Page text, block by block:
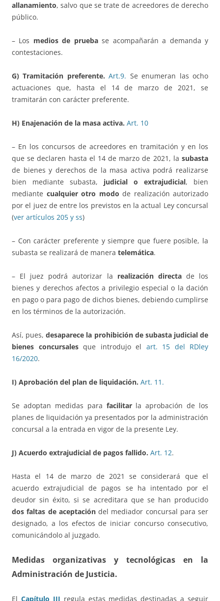
allanamiento, salvo que se trate de acreedores de derecho
público.
– Los medios de pruebase acompañarán a demanda y
contestaciones.
G) Tramitación preferente.Art.9. Se enumeran las ocho
actuaciones que, hasta el 14 de marzo de 2021, se
tramitarán con carácter preferente.
H) Enajenación de la masa activa. Art. 10
– En los concursos de acreedores en tramitación y en los
que se declaren hasta el 14 de marzo de 2021, la subasta
de bienes y derechos de la masa activa podrá realizarse
bien mediante subasta, judicial o extrajudicial, bien
mediante cualquier otro modo de realización autorizado
por el juez de entre los previstos en la actual Ley concursal
(ver artículos 205 y ss)
– Con carácter preferente y siempre que fuere posible, la
subasta se realizará de manera telemática.
– El juez podrá autorizar la realización directade los
bienes y derechos afectos a privilegio especial o la dación
en pago o para pago de dichos bienes, debiendo cumplirse
en los términos de la autorización.
Así, pues,desaparece la prohibición de subasta judicial de
bienes concursalesque introdujo el art. 15 del RDley
16/2020.
I) Aprobación del plan de liquidación. Art. 11.
Se adoptan medidas para facilitarla aprobación de los
planes de liquidación ya presentados por la administración
concursal a la entrada en vigor de la presente Ley.
J) Acuerdo extrajudicial de pagos fallido. Art. 12.
Hasta el 14 de marzo de 2021 se considerará que el
acuerdo extrajudicial de pagos se ha intentado por el
deudor sin éxito, si se acreditara que se han producido
dos faltas de aceptacióndel mediador concursal para ser
designado, a los efectos de iniciar concurso consecutivo,
comunicándolo al juzgado.
Medidas organizativas y tecnológicas en la
Administración de Justicia.
El Capítulo III regula estas medidas destinadas a seguir